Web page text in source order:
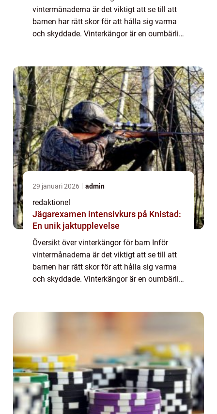
vintermånaderna är det viktigt att se till att
barnen har rätt skor för att hålla sig varma
och skyddade. Vinterkängor är en oumbärlig
29 januari 2026 admin
redaktionel
Jägarexamen intensivkurs på Knistad:
En unik jaktupplevelse
Översikt över vinterkängor för barn Inför
vintermånaderna är det viktigt att se till att
barnen har rätt skor för att hålla sig varma
och skyddade. Vinterkängor är en oumbärlig